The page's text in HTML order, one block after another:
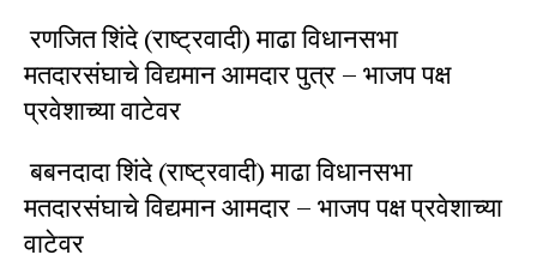
रणजित शिंदे (राष्ट्रवादी) माढा विधानसभा
मतदारसंघाचे विद्यमान आमदार पुत्र – भाजप पक्ष
प्रवेशाच्या वाटेवर
बबनदादा शिंदे (राष्ट्रवादी) माढा विधानसभा
मतदारसंघाचे विद्यमान आमदार – भाजप पक्ष प्रवेशाच्या
वाटेवर